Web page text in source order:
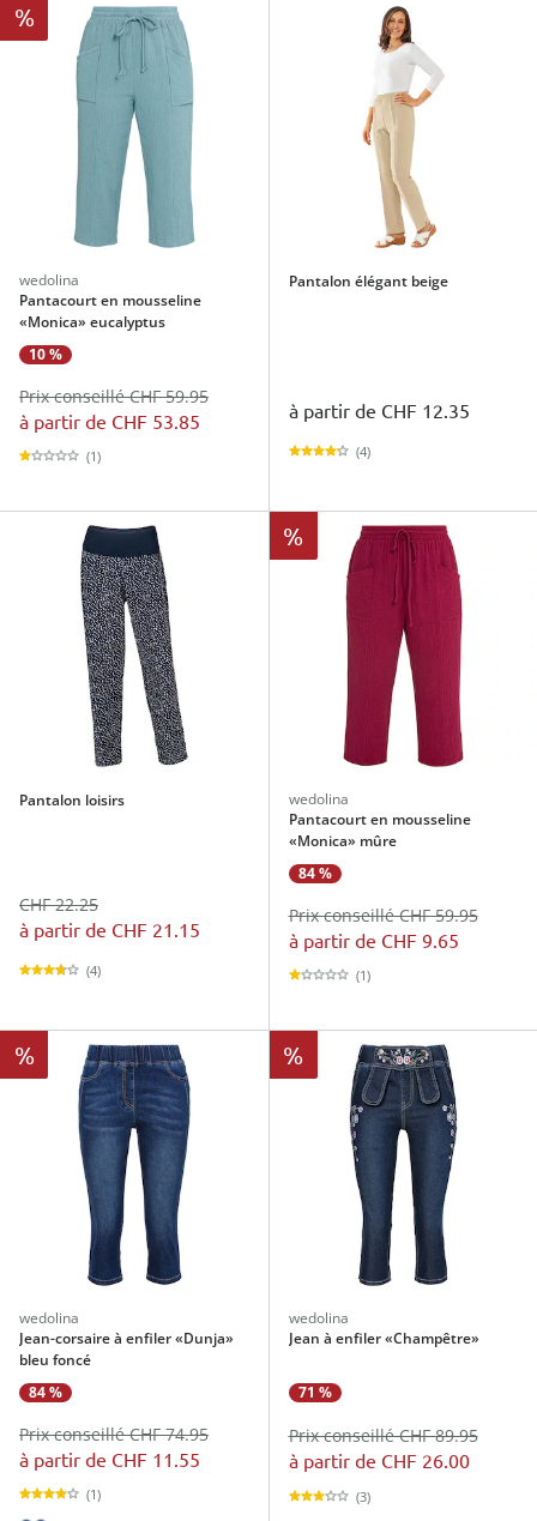
%
wedolina
Pantacourt en mousseline
«Monica» eucalyptus
10 %
à partir de CHF 53.85
Prix conseillé CHF 59.95
(1)
Pantalon élégant beige
à partir de CHF 12.35
(4)
Pantalon loisirs
CHF 22.25
à partir de CHF 21.15
(4)
%
wedolina
Pantacourt en mousseline
«Monica» mûre
84 %
à partir de CHF 9.65
Prix conseillé CHF 59.95
(1)
%
wedolina
Jean-corsaire à enfiler «Dunja»
bleu foncé
84 %
à partir de CHF 11.55
Prix conseillé CHF 74.95
(1)
%
wedolina
Jean à enfiler «Champêtre»
71 %
à partir de CHF 26.00
Prix conseillé CHF 89.95
(3)